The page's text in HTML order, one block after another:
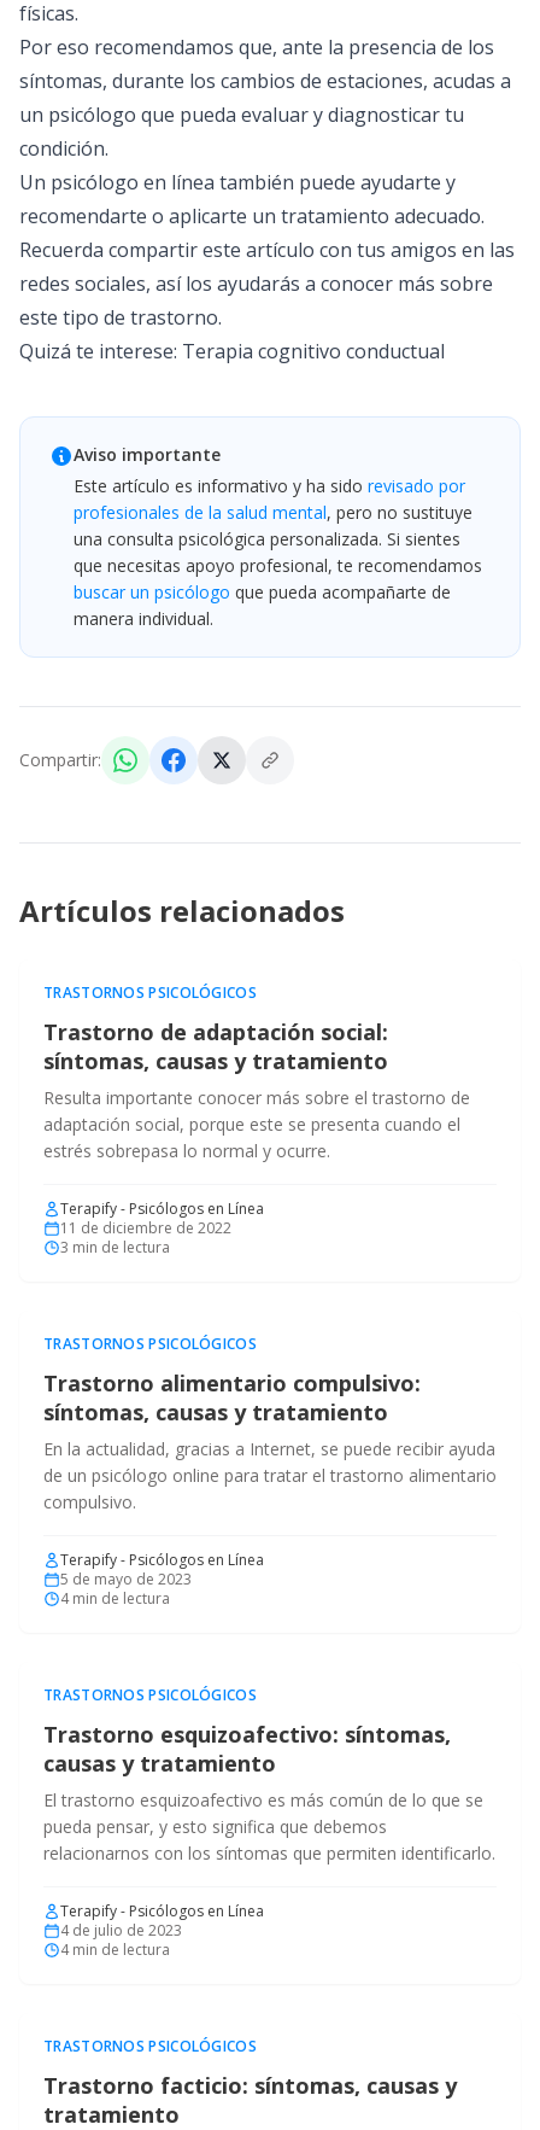
físicas.
Por eso recomendamos que, ante la presencia de los
síntomas, durante los cambios de estaciones, acudas a
un psicólogo que pueda evaluar y diagnosticar tu
condición.
Un psicólogo en línea también puede ayudarte y
recomendarte o aplicarte un tratamiento adecuado.
Recuerda compartir este artículo con tus amigos en las
redes sociales, así los ayudarás a conocer más sobre
este tipo de trastorno.
Quizá te interese: Terapia cognitivo conductual
Aviso importante
Este artículo es informativo y ha sido revisado por
profesionales de la salud mental, pero no sustituye
una consulta psicológica personalizada. Si sientes
que necesitas apoyo profesional, te recomendamos
buscar un psicólogo que pueda acompañarte de
manera individual.
Compartir:
Artículos relacionados
TRASTORNOS PSICOLÓGICOS
Trastorno de adaptación social:
síntomas, causas y tratamiento
Resulta importante conocer más sobre el trastorno de
adaptación social, porque este se presenta cuando el
estrés sobrepasa lo normal y ocurre.
Terapify - Psicólogos en Línea
11 de diciembre de 2022
3 min de lectura
TRASTORNOS PSICOLÓGICOS
Trastorno alimentario compulsivo:
síntomas, causas y tratamiento
En la actualidad, gracias a Internet, se puede recibir ayuda
de un psicólogo online para tratar el trastorno alimentario
compulsivo.
Terapify - Psicólogos en Línea
5 de mayo de 2023
4min de lectura
TRASTORNOS PSICOLÓGICOS
Trastorno esquizoafectivo: síntomas,
causas y tratamiento
El trastorno esquizoafectivo es más común de lo que se
pueda pensar, y esto significa que debemos
relacionarnos con los síntomas que permiten identificarlo.
Terapify - Psicólogos en Línea
4 de julio de 2023
4min de lectura
TRASTORNOS PSICOLÓGICOS
Trastorno facticio: síntomas, causas y
tratamiento